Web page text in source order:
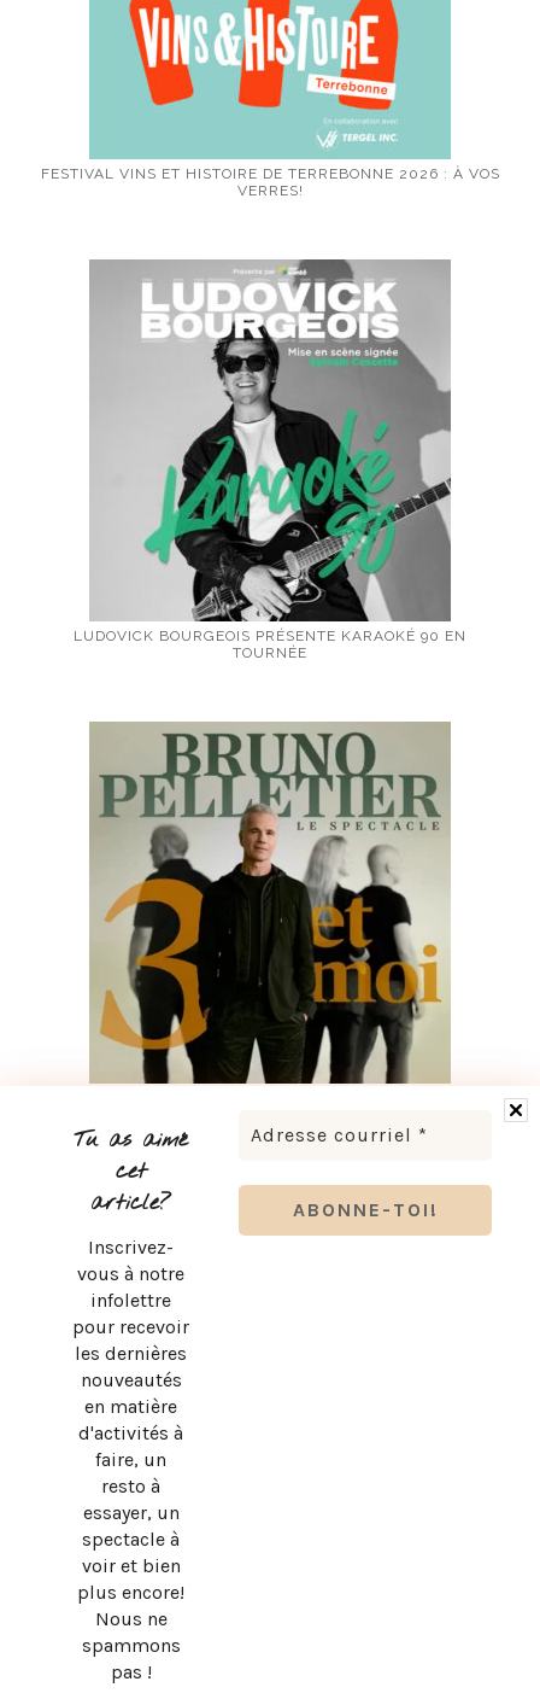
Tu as aimé
cet
article?
Inscrivez-
vous à notre
infolettre
pour recevoir
les dernières
nouveautés
en matière
d'activités à
faire, un
resto à
essayer, un
spectacle à
voir et bien
plus encore!
Nous ne
spammons
pas !
FESTIVAL VINS ET HISTOIRE DE TERREBONNE 2026 : À VOS
VERRES!
LUDOVICK BOURGEOIS PRÉSENTE KARAOKÉ 90 EN
TOURNÉE
SUBWAY QUÉBEC : LE RETOUR OFFICIEL DU PAIN PLAT